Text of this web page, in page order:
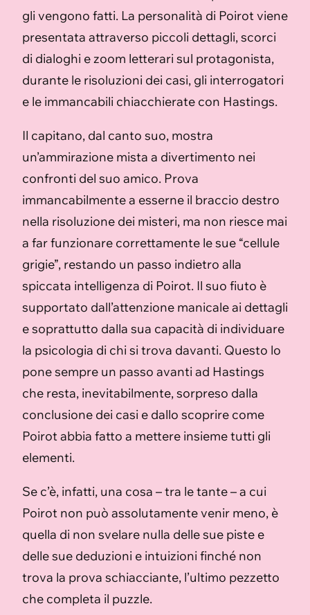
gli vengono fatti. La personalità di Poirot viene
presentata attraverso piccoli dettagli, scorci
di dialoghi e zoom letterari sul protagonista,
durante le risoluzioni dei casi, gli interrogatori
e le immancabili chiacchierate con Hastings.
Il capitano, dal canto suo, mostra
un’ammirazione mista a divertimento nei
confronti del suo amico. Prova
immancabilmente a esserne il braccio destro
nella risoluzione dei misteri, ma non riesce mai
a far funzionare correttamente le sue “cellule
grigie”, restando un passo indietro alla
spiccata intelligenza di Poirot. Il suo fiuto è
supportato dall’attenzione manicale ai dettagli
e soprattutto dalla sua capacità di individuare
la psicologia di chi si trova davanti. Questo lo
pone sempre un passo avanti ad Hastings
che resta, inevitabilmente, sorpreso dalla
conclusione dei casi e dallo scoprire come
Poirot abbia fatto a mettere insieme tutti gli
elementi.
Se c’è, infatti, una cosa – tra le tante – a cui
Poirot non può assolutamente venir meno, è
quella di non svelare nulla delle sue piste e
delle sue deduzioni e intuizioni finché non
trova la prova schiacciante, l’ultimo pezzetto
che completa il puzzle.